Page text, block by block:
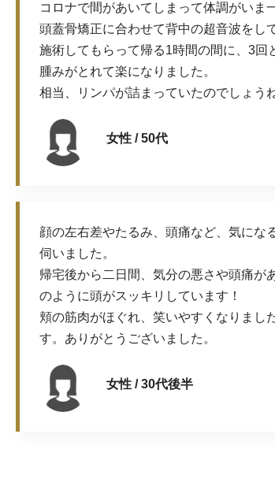
コロナで間があいてしまって体調がいま
頭蓋骨矯正に合わせて背中の超音波をし
施術してもらって帰る1時間の間に、3回
腫みがとれて楽になりました。
相当、リンパが詰まっていたのでしょうね
女性 / 50代
顔の左右差やたるみ、頭痛など、気にな
伺いました。
帰宅後から二日間、気分の悪さや頭痛が
のように頭がスッキリしています！
頬の筋肉がほぐれ、笑いやすくなりまし
す。ありがとうございました。
女性 / 30代後半